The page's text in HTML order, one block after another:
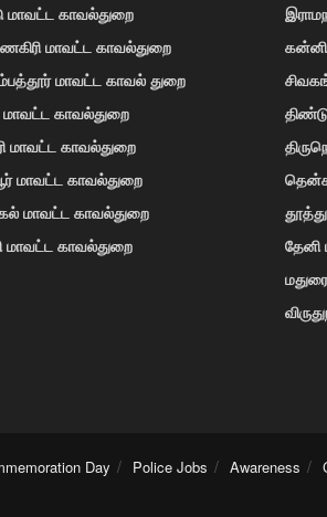
மாவட்ட காவல்துறை
மாவட்ட காவல்துறை
மாவட்ட காவல் துறை
காவல்துறை
மாவட்ட காவல்துறை
மாவட்ட காவல்துறை
மாவட்ட காவல்துறை
மாவட்ட காவல்துறை
தேனி
Day Police Jobs Awareness